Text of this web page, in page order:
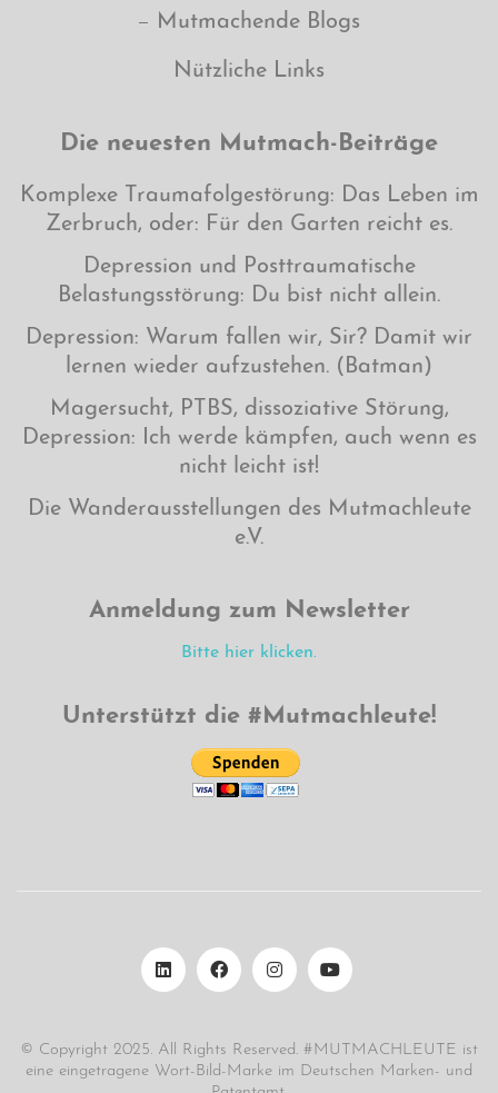
Mutmachende Blogs
Nützliche Links
Die neuesten Mutmach-Beiträge
Komplexe Traumafolgestörung: Das Leben im
Zerbruch, oder: Für den Garten reicht es.
Depression und Posttraumatische
Belastungsstörung: Du bist nicht allein.
Depression: Warum fallen wir, Sir? Damit wir
lernen wieder aufzustehen. (Batman)
Magersucht, PTBS, dissoziative Störung,
Depression: Ich werde kämpfen, auch wenn es
nicht leicht ist!
Die Wanderausstellungen des Mutmachleute
e.V.
Anmeldung zum Newsletter
Bitte hier klicken.
Unterstützt die #Mutmachleute!
© Copyright 2025. All Rights Reserved. #MUTMACHLEUTE ist
eine eingetragene Wort-Bild-Marke im Deutschen Marken- und